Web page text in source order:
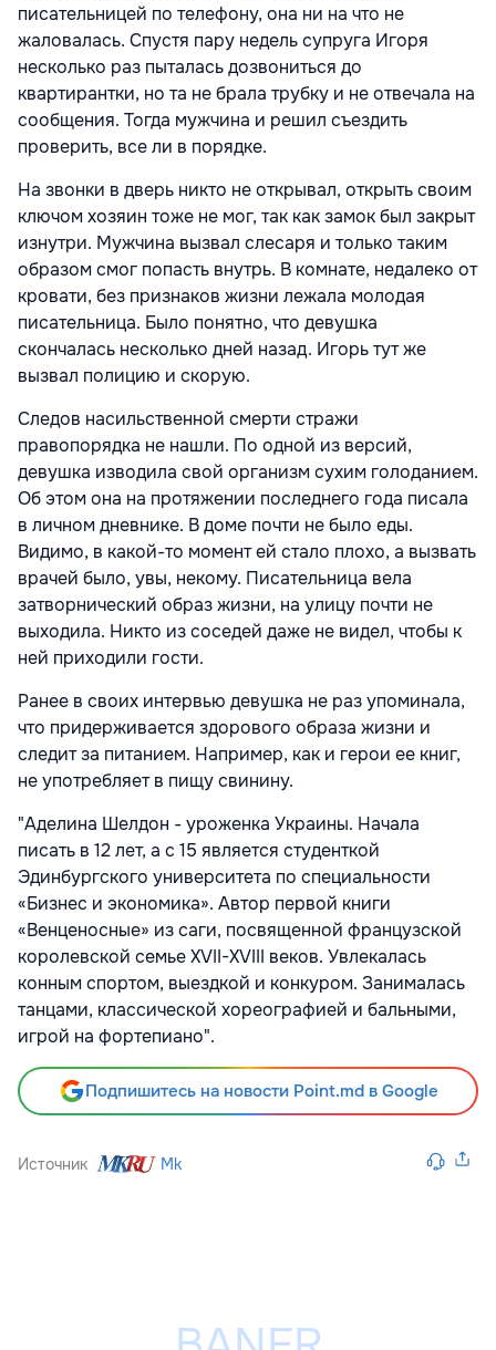
писательницей по телефону, она ни на что не
жаловалась. Спустя пару недель супруга Игоря
несколько раз пыталась дозвониться до
квартирантки, но та не брала трубку и не отвечала на
сообщения. Тогда мужчина и решил съездить
проверить, все ли в порядке.
На звонки в дверь никто не открывал, открыть своим
ключом хозяин тоже не мог, так как замок был закрыт
изнутри. Мужчина вызвал слесаря и только таким
образом смог попасть внутрь. В комнате, недалеко от
кровати, без признаков жизни лежала молодая
писательница. Было понятно, что девушка
скончалась несколько дней назад. Игорь тут же
вызвал полицию и скорую.
Следов насильственной смерти стражи
правопорядка не нашли. По одной из версий,
девушка изводила свой организм сухим голоданием.
Об этом она на протяжении последнего года писала
в личном дневнике. В доме почти не было еды.
Видимо, в какой-то момент ей стало плохо, а вызвать
врачей было, увы, некому. Писательница вела
затворнический образ жизни, на улицу почти не
выходила. Никто из соседей даже не видел, чтобы к
ней приходили гости.
Ранее в своих интервью девушка не раз упоминала,
что придерживается здорового образа жизни и
следит за питанием. Например, как и герои ее книг,
не употребляет в пищу свинину.
"Аделина Шелдон - уроженка Украины. Начала
писать в 12 лет, а с 15 является студенткой
Эдинбургского университета по специальности
«Бизнес и экономика». Автор первой книги
«Венценосные» из саги, посвященной французской
королевской семье XVII-XVIII веков. Увлекалась
конным спортом, выездкой и конкуром. Занималась
танцами, классической хореографией и бальными,
игрой на фортепиано".
Подпишитесь на новости Point.md в Google
Источник Mk